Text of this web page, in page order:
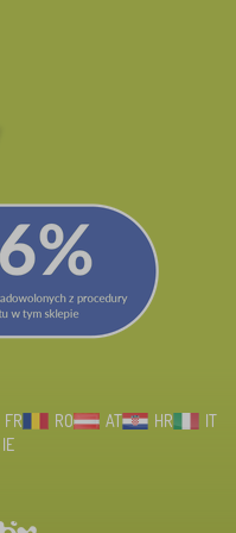
FR RO AT HR
IT
IE